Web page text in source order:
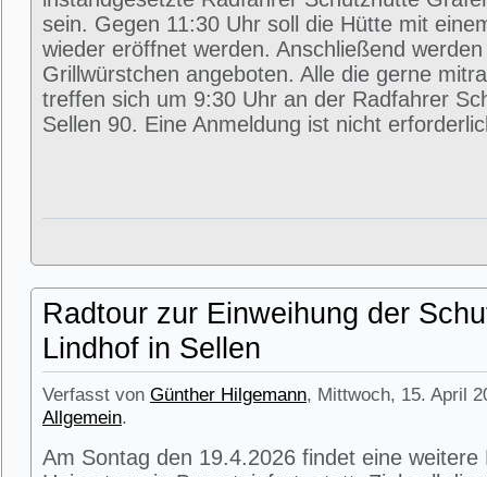
sein. Gegen 11:30 Uhr soll die Hütte mit
wieder eröffnet werden. Anschließend
Grillwürstchen angeboten. Alle die gerne
treffen sich um 9:30 Uhr an der Radfahrer
Sellen 90. Eine Anmeldung ist nicht
Radtour zur Einweihung der
Lindhof in Sellen
Verfasst von Günther Hilgemann, Mittwoch, 15. April
Allgemein.
Am Sontag den 19.4.2026 findet eine weitere